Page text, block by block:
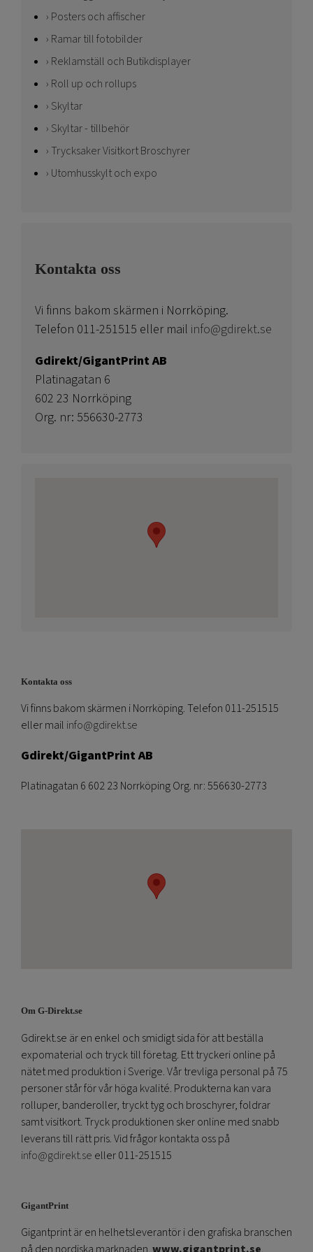
Posters och affischer
Ramar till fotobilder
Reklamställ och Butikdisplayer
Roll up och rollups
Skyltar
Skyltar - tillbehör
Trycksaker Visitkort Broschyrer
Utomhusskylt och expo
Kontakta oss
Vi finns bakom skärmen i Norrköping.
Telefon 011-251515 eller mail info@gdirekt.se
Gdirekt/GigantPrint AB
Platinagatan 6
602 23 Norrköping
Org. nr: 556630-2773
Kontakta oss
Vi finns bakom skärmen i Norrköping. Telefon 011-251515
eller mail info@gdirekt.se
Gdirekt/GigantPrint AB
Platinagatan 6 602 23 Norrköping Org. nr: 556630-2773
Om G-Direkt.se
Gdirekt.se är en enkel och smidigt sida för att beställa
expomaterial och tryck till företag. Ett tryckeri online på
nätet med produktion i Sverige. Vår trevliga personal på 75
personer står för vår höga kvalité. Produkterna kan vara
rolluper, banderoller, tryckt tyg och broschyrer, foldrar
samt visitkort. Tryck produktionen sker online med snabb
leverans till rätt pris. Vid frågor kontakta oss på
info@gdirekt.se eller 011-251515
GigantPrint
Gigantprint är en helhetsleverantör i den grafiska branschen